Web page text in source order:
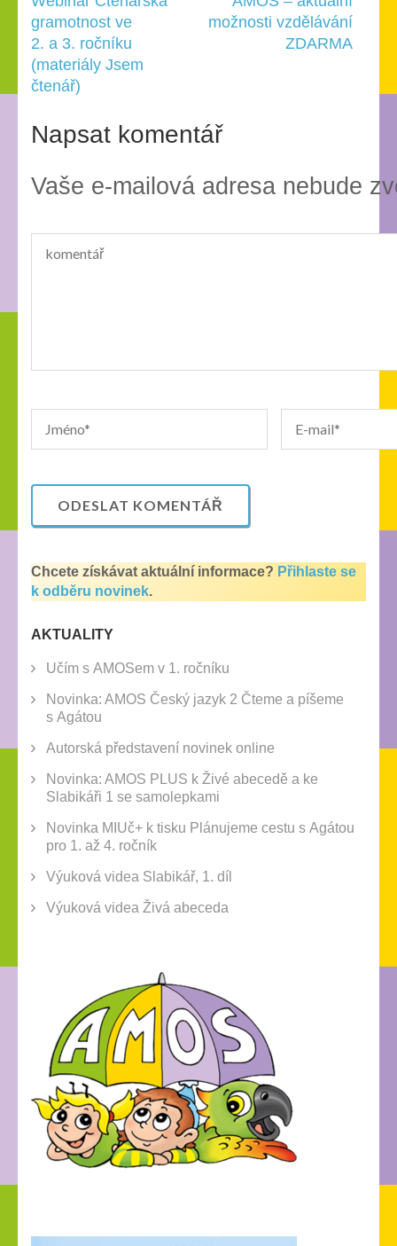
pro
příspěvek
gramotnost ve
2. a 3. ročníku
(materiály Jsem
čtenář)
možnosti vzdělávání
ZDARMA
Napsat komentář
Vaše e-mailová adresa nebude
Chcete získávat aktuální informace? Přihlaste se
k odběru novinek.
AKTUALITY
Učím s AMOSem v 1. ročníku
Novinka: AMOS Český jazyk 2 Čteme a píšeme
s Agátou
Autorská představení novinek online
Novinka: AMOS PLUS k Živé abecedě a ke
Slabikáři 1 se samolepkami
Novinka MIUč+ k tisku Plánujeme cestu s Agátou
pro 1. až 4. ročník
Výuková videa Slabikář, 1. díl
Výuková videa Živá abeceda